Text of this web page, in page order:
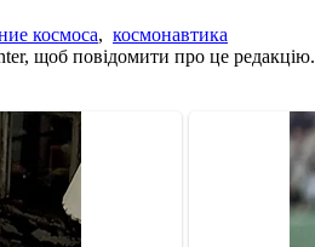
космоса, космонавтика
щоб повідомити про це редакцію.